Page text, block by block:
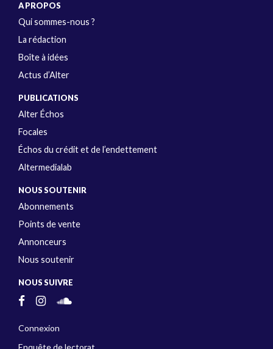
A PROPOS
Qui sommes-nous ?
La rédaction
Boîte à idées
Actus d’Alter
PUBLICATIONS
Alter Échos
Focales
Échos du crédit et de l’endettement
Altermedialab
NOUS SOUTENIR
Abonnements
Points de vente
Annonceurs
Nous soutenir
NOUS SUIVRE
Connexion